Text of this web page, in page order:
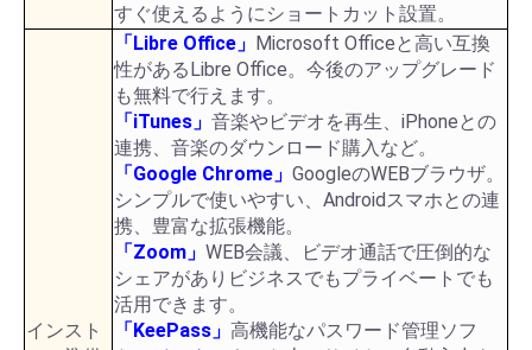
すぐ使えるようにショートカット設置。
インスト
「Libre Office」 Microsoft Officeと高い互換
性があるLibre Office。今後のアップグレード
も無料で行えます。
「iTunes」 音楽やビデオを再生、iPhoneとの
連携、音楽のダウンロード購入など。
「Google Chrome」 GoogleのWEBブラウザ。
シンプルで使いやすい、Androidスマホとの連
携、豊富な拡張機能。
「Zoom」 WEB会議、ビデオ通話で圧倒的な
シェアがありビジネスでもプライベートでも
活用できます。
「KeePass」 高機能なパスワード管理ソフ